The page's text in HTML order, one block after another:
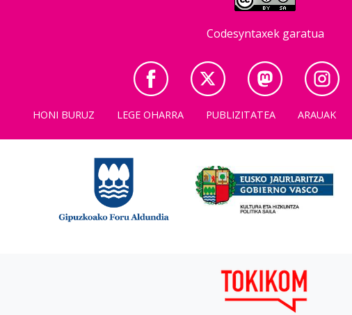
Codesyntaxek garatua
HONI BURUZ LEGE OHARRA PUBLIZITATEA ARAUAK